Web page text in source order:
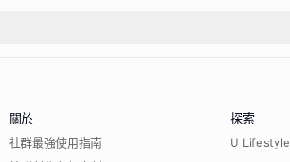
關於
社群最強使用指南
探索
U Lifestyle